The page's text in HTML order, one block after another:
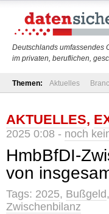
Deutschlands umfassendes
im privaten, beruflichen,
Themen: Aktuelles
AKTUELLES,
2025 0:08 - noch
HmbBfDI-
von
Tags: 2025, Bußgeld,
Zwischenbilanz